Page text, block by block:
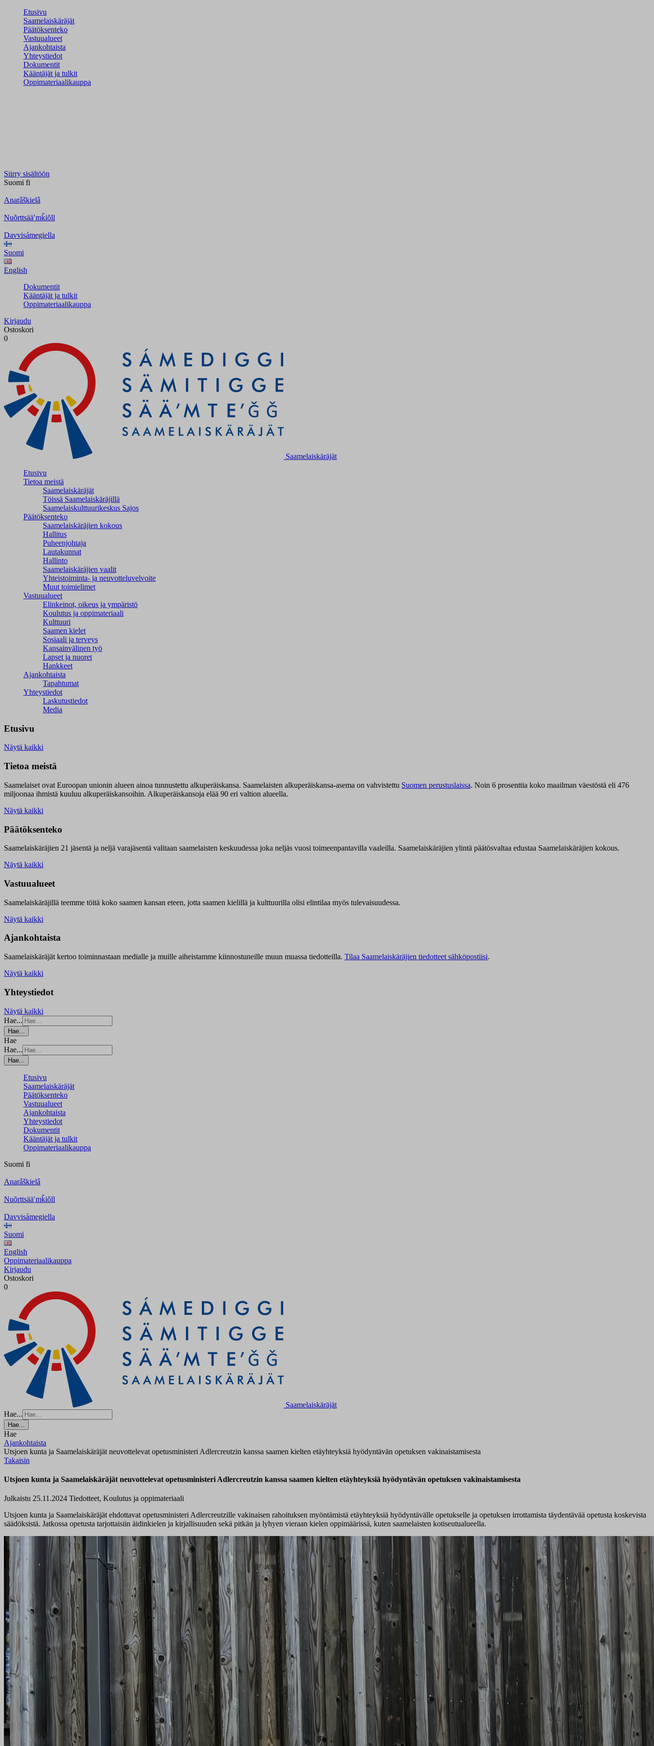
Etusivu
Saamelaiskäräjät
Päätöksenteko
Vastuualueet
Ajankohtaista
Yhteystiedot
Dokumentit
Kääntäjät ja tulkit
Oppimateriaalikauppa
Siirry sisältöön
Suomi fi
Anarâškielâ
Nuõrttsääʹmǩiõll
Davvisámegiella
Suomi
English
Dokumentit
Kääntäjät ja tulkit
Oppimateriaalikauppa
Kirjaudu
Ostoskori
0
Saamelaiskäräjät
Etusivu
Tietoa meistä
Saamelaiskäräjät
Töissä Saamelaiskäräjillä
Saamelaiskulttuuri­keskus Sajos
Päätöksenteko
Saamelaiskäräjien kokous
Hallitus
Puheenjohtaja
Lautakunnat
Hallinto
Saamelaiskäräjien vaalit
Yhteistoiminta- ja neuvotteluvelvoite
Muut toimielimet
Vastuualueet
Elinkeinot, oikeus ja ympäristö
Koulutus ja oppimateriaali
Kulttuuri
Saamen kielet
Sosiaali ja terveys
Kansainvälinen työ
Lapset ja nuoret
Hankkeet
Ajankohtaista
Tapahtumat
Yhteystiedot
Laskutustiedot
Media
Etusivu
Näytä kaikki
Tietoa meistä
Saamelaiset ovat Euroopan unionin alueen ainoa tunnustettu alkuperäiskansa. Saamelaisten alkuperäiskansa-asema on vahvistettu Suomen perustuslaissa. Noin 6 prosenttia koko maailman väestöstä eli 476
miljoonaa ihmistä kuuluu alkuperäiskansoihin. Alkuperäiskansoja elää 90 eri valtion alueella.
Näytä kaikki
Päätöksenteko
Saamelaiskäräjien 21 jäsentä ja neljä varajäsentä valitaan saamelaisten keskuudessa joka neljäs vuosi toimeenpantavilla vaaleilla. Saamelaiskäräjien ylintä päätösvaltaa edustaa Saamelaiskäräjien kokous.
Näytä kaikki
Vastuualueet
Saamelaiskäräjillä teemme töitä koko saamen kansan eteen, jotta saamen kielillä ja kulttuurilla olisi elintilaa myös tulevaisuudessa.
Näytä kaikki
Ajankohtaista
Saamelaiskäräjät kertoo toiminnastaan medialle ja muille aiheistamme kiinnostuneille muun muassa tiedotteilla. Tilaa Saamelaiskäräjien tiedotteet sähköpostiisi.
Näytä kaikki
Yhteystiedot
Näytä kaikki
Hae...
Hae...
Hae
Hae...
Hae...
Etusivu
Saamelaiskäräjät
Päätöksenteko
Vastuualueet
Ajankohtaista
Yhteystiedot
Dokumentit
Kääntäjät ja tulkit
Oppimateriaalikauppa
Suomi fi
Anarâškielâ
Nuõrttsääʹmǩiõll
Davvisámegiella
Suomi
English
Oppimateriaalikauppa
Kirjaudu
Ostoskori
0
Saamelaiskäräjät
Hae...
Hae...
Hae
Ajankohtaista
Utsjoen kunta ja Saamelaiskäräjät neuvottelevat opetusministeri Adlercreutzin kanssa saamen kielten etäyhteyksiä hyödyntävän opetuksen vakinaistamisesta
Takaisin
Utsjoen kunta ja Saamelaiskäräjät neuvottelevat opetusministeri Adlercreutzin kanssa saamen kielten etäyhteyksiä hyödyntävän opetuksen vakinaistamisesta
Julkaistu 25.11.2024 Tiedotteet, Koulutus ja oppimateriaali
Utsjoen kunta ja Saamelaiskäräjät ehdottavat opetusministeri Adlercreutzille vakinaisen rahoituksen myöntämistä etäyhteyksiä hyödyntävälle opetukselle ja opetuksen irrottamista täydentävää opetusta koskevista
säädöksistä. Jatkossa opetusta tarjottaisiin äidinkielen ja kirjallisuuden sekä pitkän ja lyhyen vieraan kielen oppimäärissä, kuten saamelaisten kotiseutualueella.